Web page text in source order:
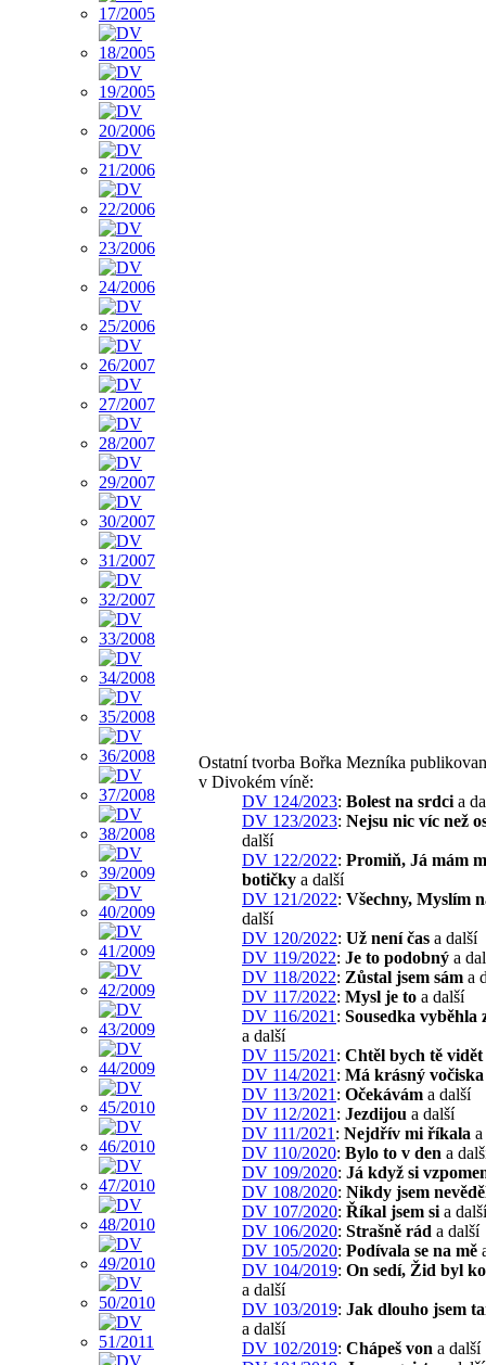
Ostatní tvorba Bořka Mezníka
v Divokém víně:
DV 124/2023: Bolest na srdci a
DV 123/2023: Nejsu nic víc než
další
DV 122/2022: Promiň, Já mám
botičky a další
DV 121/2022: Všechny, Myslím
další
DV 120/2022: Už není čas a další
DV 119/2022: Je to podobný a
DV 118/2022: Zůstal jsem sám a
DV 117/2022: Mysl je to a další
DV 116/2021 : Sousedka vyběhla
a další
DV 115/2021 : Chtěl bych tě vidět
DV 114/2021 : Má krásný vočiska
DV 113/2021 : Očekávám a další
DV 112/2021 : Jezdijou a další
DV 111/2021 : Nejdřív mi říkala
DV 110/2020: Bylo to v den a
DV 109/2020: Já když si
DV 108/2020: Nikdy jsem
DV 107/2020: Říkal jsem si a další
DV 106/2020: Strašně rád a další
DV 105/2020: Podívala se na mě
DV 104/2019: On sedí, Žid byl
a další
DV 103/2019: Jak dlouho jsem
a další
DV 102/2019: Chápeš von a další